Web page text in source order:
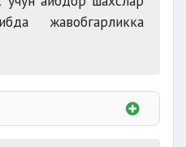
ва соғлиғига ҳамда
ҳолатларда амалга
жавобгарликка